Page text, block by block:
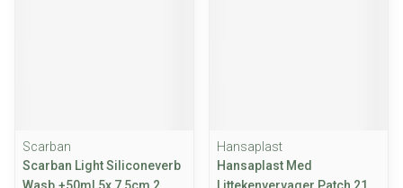
Scarban
Scarban Light Siliconeverb
Hansaplast
Hansaplast Med